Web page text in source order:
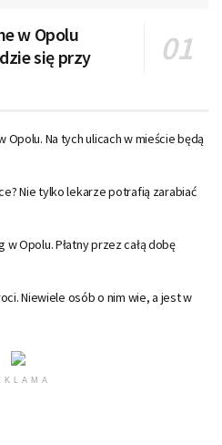
w Opolu
się przy
Opolu. Na tych ulicach w mieście będą
Nie tylko lekarze potrafią zarabiać
Opolu. Płatny przez całą dobę
Niewiele osób o nim wie, a jest w